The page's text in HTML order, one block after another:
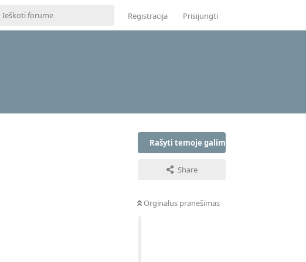
Registracija Prisijungti
Rašyti temoje galima tik prisijungus
Share
Orginalus pranešimas